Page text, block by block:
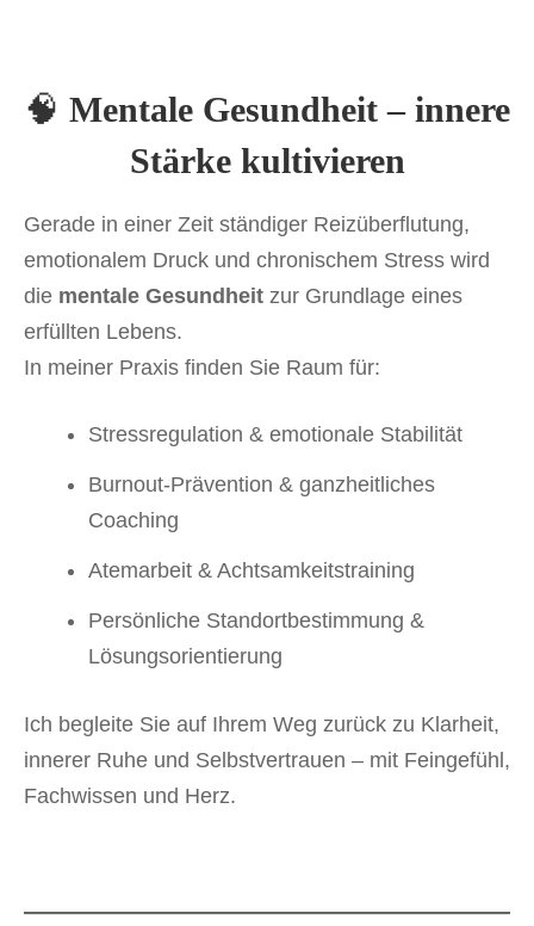
🧠 Mentale Gesundheit – innere
Stärke kultivieren
Gerade in einer Zeit ständiger Reizüberflutung,
emotionalem Druck und chronischem Stress wird
die mentale Gesundheit zur Grundlage eines
erfüllten Lebens.
In meiner Praxis finden Sie Raum für:
Stressregulation & emotionale Stabilität
Burnout-Prävention & ganzheitliches
Coaching
Atemarbeit & Achtsamkeitstraining
Persönliche Standortbestimmung &
Lösungsorientierung
Ich begleite Sie auf Ihrem Weg zurück zu Klarheit,
innerer Ruhe und Selbstvertrauen – mit Feingefühl,
Fachwissen und Herz.